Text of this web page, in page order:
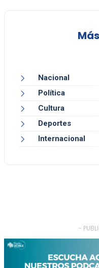
Nacional
Política
Cultura
Deportes
Internacional
-